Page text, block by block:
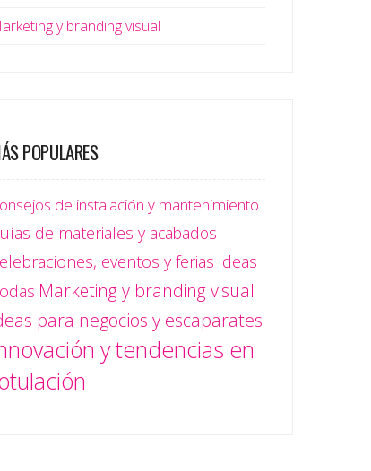
y branding visual
POPULARES
de instalación y mantenimiento
de materiales y acabados
eventos y ferias Ideas
Marketing y branding visual
para negocios y escaparates
y tendencias en